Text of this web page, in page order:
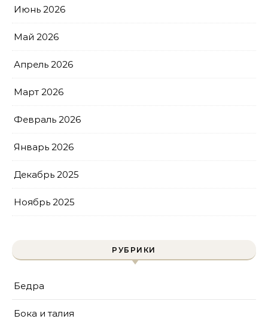
Июнь 2026
Май 2026
Апрель 2026
Март 2026
Февраль 2026
Январь 2026
Декабрь 2025
Ноябрь 2025
РУБРИКИ
Бедра
Бока и талия